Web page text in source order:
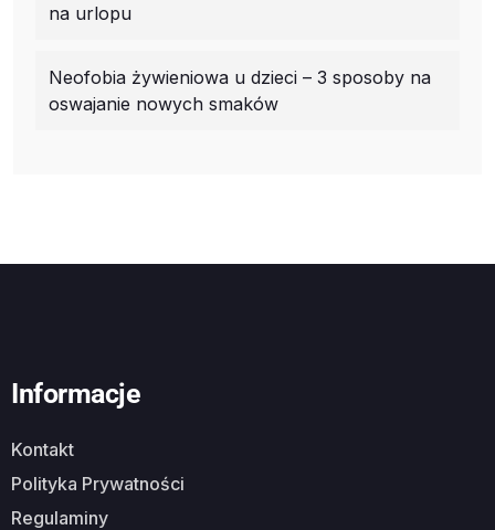
na urlopu
Neofobia żywieniowa u dzieci – 3 sposoby na
oswajanie nowych smaków
Informacje
Kontakt
Polityka Prywatności
Regulaminy